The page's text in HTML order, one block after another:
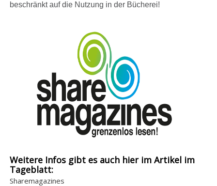
beschränkt auf die Nutzung in der Bücherei!
Weitere Infos gibt es auch hier im Artikel im
Tageblatt:
Sharemagazines